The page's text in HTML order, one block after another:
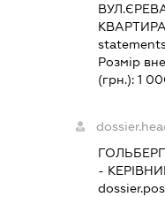
КВАРТИРА
Розмір
(грн.): 1
-